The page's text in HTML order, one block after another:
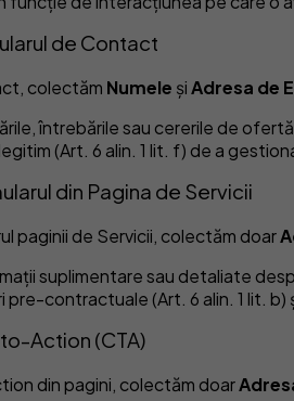
de Contact
colectăm Numele șiAdresa de
întrebările sau cererile de
(Art. 6 alin. 1 lit. f) de a
din Pagina de Servicii
paginii de Servicii, colectăm doar
suplimentare sau detaliate
pre-contractuale (Art. 6 alin. 1 lit.
Action (CTA)
din pagini, colectăm doar